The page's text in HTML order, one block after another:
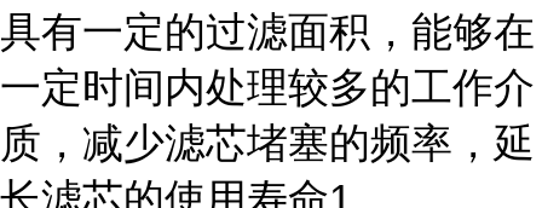
具有一定的过滤面积，能够在
一定时间内处理较多的工作介
质，减少滤芯堵塞的频率，延
长滤芯的使用寿命1。